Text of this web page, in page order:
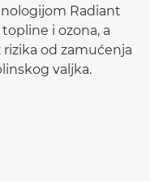
Radiant
i ozona, a
rizika od zamućenja
valjka.